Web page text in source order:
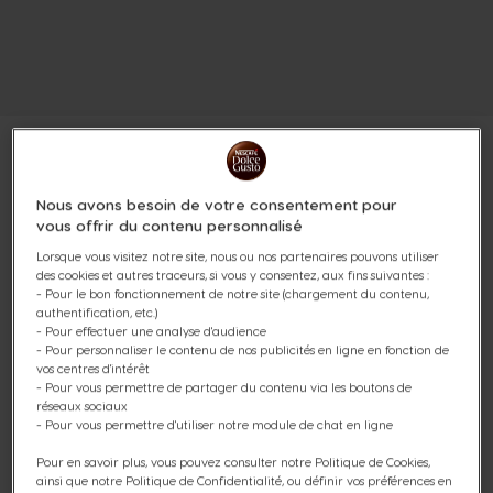
PACK NEO LATTE NOIRE +
SELECTION 100%
GOURMANDE 4 BOÎTES
Automatique
Nous avons besoin de votre consentement pour
vous offrir du contenu personnalisé
Lorsque vous visitez notre site, nous ou nos partenaires pouvons utiliser
des cookies et autres traceurs, si vous y consentez, aux fins suivantes :
- Pour le bon fonctionnement de notre site (chargement du contenu,
authentification, etc.)
- Pour effectuer une analyse d'audience
- Pour personnaliser le contenu de nos publicités en ligne en fonction de
vos centres d'intérêt
- Pour vous permettre de partager du contenu via les boutons de
réseaux sociaux
- Pour vous permettre d'utiliser notre module de chat en ligne
Pour en savoir plus, vous pouvez consulter notre Politique de Cookies,
ainsi que notre Politique de Confidentialité, ou définir vos préférences en